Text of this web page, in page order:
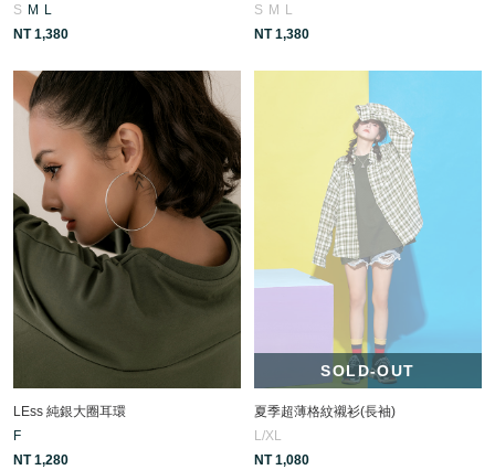
S M
L
NT 1,380
S M
L
NT 1,380
LEss 純銀大圈耳環
F
NT 1,280
SOLD-OUT
夏季超薄格紋襯衫(長袖)
L/XL
NT 1,080